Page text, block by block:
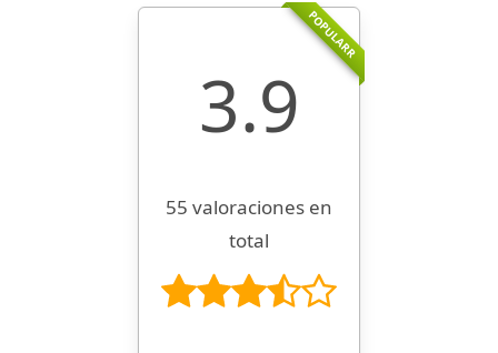
POPULARR
3.9
55 valoraciones en
total